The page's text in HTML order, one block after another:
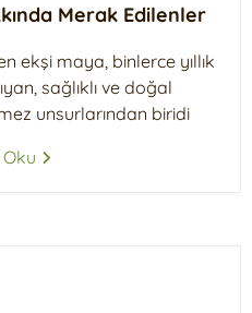
Merak Edilenler
ekşi maya, binlerce yıllık
sağlıklı ve doğal
unsurlarından biridi